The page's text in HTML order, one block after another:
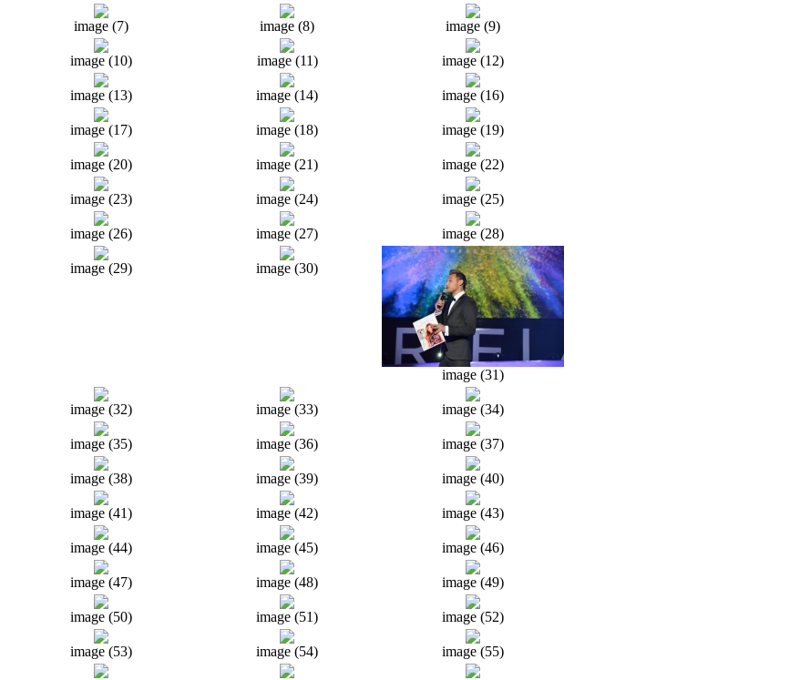
image (7) image (8) image (9)
image (10) image (11) image (12)
image (13) image (14) image (16)
image (17) image (18) image (19)
image (20) image (21) image (22)
image (23) image (24) image (25)
image (26) image (27) image (28)
image (29) image (30)
image (31)
image (32) image (33) image (34)
image (35) image (36) image (37)
image (38) image (39) image (40)
image (41) image (42) image (43)
image (44) image (45) image (46)
image (47) image (48) image (49)
image (50) image (51) image (52)
image (53) image (54) image (55)